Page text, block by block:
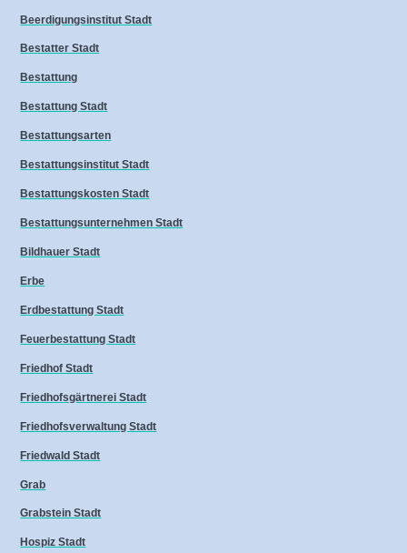
Beerdigungsinstitut Stadt
Bestatter Stadt
Bestattung
Bestattung Stadt
Bestattungsarten
Bestattungsinstitut Stadt
Bestattungskosten Stadt
Bestattungsunternehmen Stadt
Bildhauer Stadt
Erbe
Erdbestattung Stadt
Feuerbestattung Stadt
Friedhof Stadt
Friedhofsgärtnerei Stadt
Friedhofsverwaltung Stadt
Friedwald Stadt
Grab
Grabstein Stadt
Hospiz Stadt